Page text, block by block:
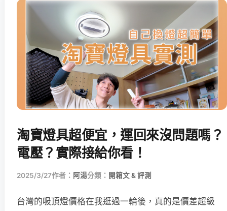
淘寶燈具超便宜，運回來沒問題嗎？
電壓？實際接給你看！
2025/3/27作者： 阿湯分類： 開箱文 & 評測
台灣的吸頂燈價格在我逛過一輪後，真的是價差超級